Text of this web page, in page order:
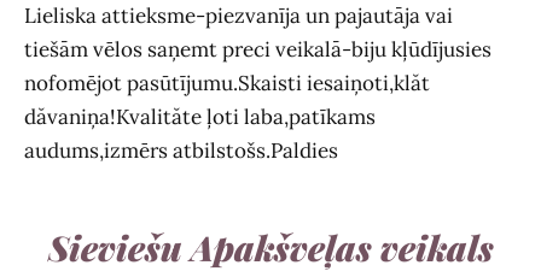
Sieviešu Apakšveļas veikals
Lieliska attieksme-piezvanīja un pajautāja vai
tiešām vēlos saņemt preci veikalā-biju kļūdījusies
nofomējot pasūtījumu.Skaisti iesaiņoti,klăt
dăvaniņa!Kvalităte ļoti laba,patīkams
audums,izmērs atbilstošs.Paldies